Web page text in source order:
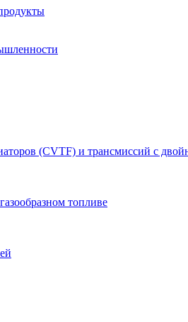
(CVTF) и трансмиссий с
топливе